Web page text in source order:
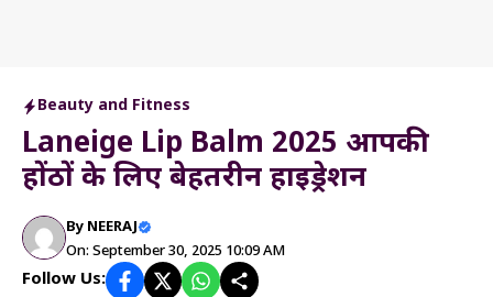
Beauty and Fitness
Laneige Lip Balm 2025 आपकी
होंठों के लिए बेहतरीन हाइड्रेशन
By NEERAJ
On: September 30, 2025 10:09 AM
Follow Us: